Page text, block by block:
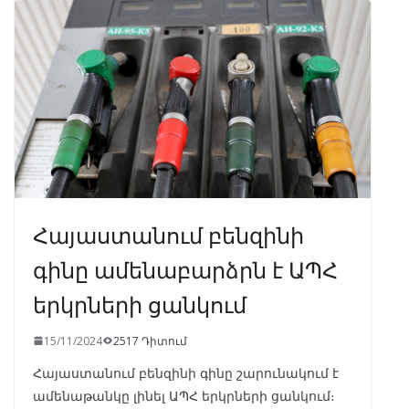
o
o
k
a
m
A
p
p
dI
n
Հայաստանում բենզինի
գինը ամենաբարձրն է ԱՊՀ
երկրների ցանկում
15/11/2024 2517 Դիտում
Հայաստանում բենզինի գինը շարունակում է
ամենաթանկը լինել ԱՊՀ երկրների ցանկում։